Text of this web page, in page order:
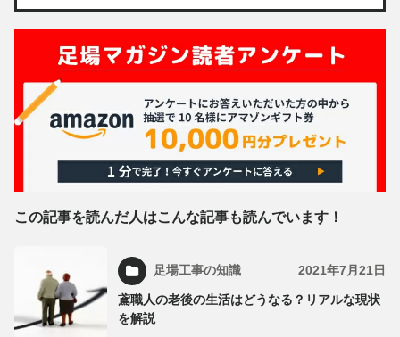
この記事を読んだ人はこんな記事も読んでいます！
足場工事の知識 2021年7月21日
鳶職人の老後の生活はどうなる？リアルな現状
を解説